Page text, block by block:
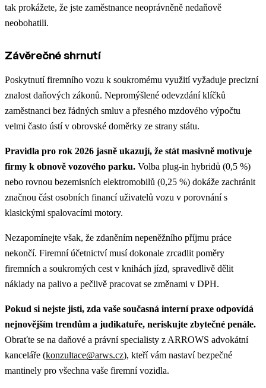
tak prokážete, že jste zaměstnance neoprávněně nedaňově
neobohatili.
Závěrečné shrnutí
Poskytnutí firemního vozu k soukromému využití vyžaduje precizní
znalost daňových zákonů. Nepromýšlené odevzdání klíčků
zaměstnanci bez řádných smluv a přesného mzdového výpočtu
velmi často ústí v obrovské doměrky ze strany státu.
Pravidla pro rok 2026 jasně ukazují, že stát masivně motivuje
firmy k obnově vozového parku. Volba plug-in hybridů (0,5 %)
nebo rovnou bezemisních elektromobilů (0,25 %) dokáže zachránit
značnou část osobních financí uživatelů vozu v porovnání s
klasickými spalovacími motory.
Nezapomínejte však, že zdaněním nepeněžního příjmu práce
nekončí. Firemní účetnictví musí dokonale zrcadlit poměry
firemních a soukromých cest v knihách jízd, spravedlivě dělit
náklady na palivo a pečlivě pracovat se změnami v DPH.
Pokud si nejste jisti, zda vaše současná interní praxe odpovídá
nejnovějším trendům a judikatuře, neriskujte zbytečné penále.
Obraťte se na daňové a právní specialisty z ARROWS advokátní
kanceláře (konzultace@arws.cz), kteří vám nastaví bezpečné
mantinely pro všechna vaše firemní vozidla.